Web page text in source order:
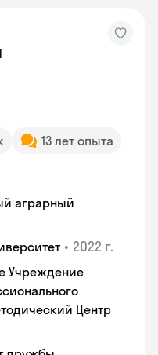
13 лет опыта
аграрный
• 2022 г.
Учреждение
Центр